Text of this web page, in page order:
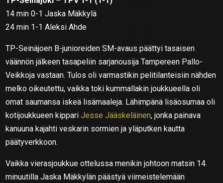
14 min 0-1 Jaska Mäkkylä
24 min 1-1 Aleksi Ahde
TP-Seinäjoen B-junioreiden SM-avaus päättyi tasaisen
väännön jälkeen tasapeliin sarjanousija Tampereen Pallo-
Veikkoja vastaan. Tulos oli varmastikin pelitilanteisiin nähden
melko oikeutettu, vaikka toki kummallakin joukkueella oli
omat saumansa iskeä lisämaaleja. Lähimpänä lisäosumaa oli
kotijoukkueen kippariJesse Jääskeläinen, jonka painava
kanuuna kajahti veskarin sormien ja yläputken kautta
päätyverkkoon.
Vaikka vierasjoukkue ottelussa menikin johtoon matsin 14.
minuutilla Jaska Mäkkylän päästyä viimeistelemään